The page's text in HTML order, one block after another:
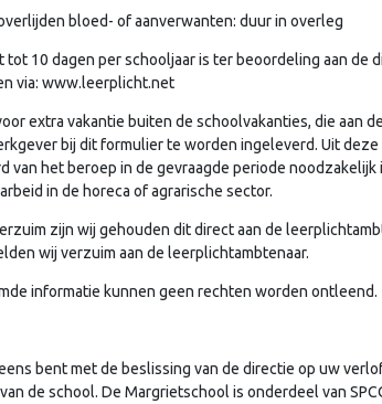
bloed- of aanverwanten: duur in overleg
10 dagen per schooljaar is ter beoordeling aan de
via: www.leerplicht.net
extra vakantie buiten de schoolvakanties, die aan
bij dit formulier te worden ingeleverd. Uit
van het beroep in de gevraagde periode noodzakelijk
in de horeca of agrarische sector.
zijn wij gehouden dit direct aan de
wij verzuim aan de leerplichtambtenaar.
informatie kunnen geen rechten worden ontleend.
bent met de beslissing van de directie op uw
de school. De Margrietschool is onderdeel van